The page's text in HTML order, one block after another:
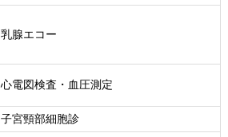
乳腺エコー
心電図検査・血圧測定
子宮頸部細胞診